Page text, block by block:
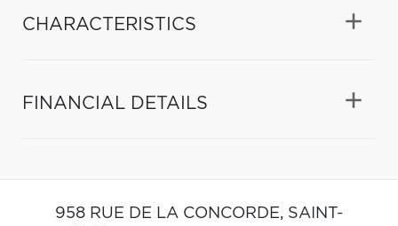
CHARACTERISTICS
FINANCIAL DETAILS
958 RUE DE LA CONCORDE, SAINT-